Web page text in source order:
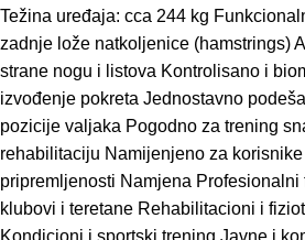
Težina uređaja: cca 244 kg
zadnje lože natkoljenice (hamstrings)
strane nogu i listova Kontrolisano i
izvođenje pokreta Jednostavno
pozicije valjaka Pogodno za trening
rehabilitaciju Namijenjeno za
pripremljenosti Namjena Profesionalni
klubovi i teretane Rehabilitacioni i
Kondicioni i sportski trening Javne i